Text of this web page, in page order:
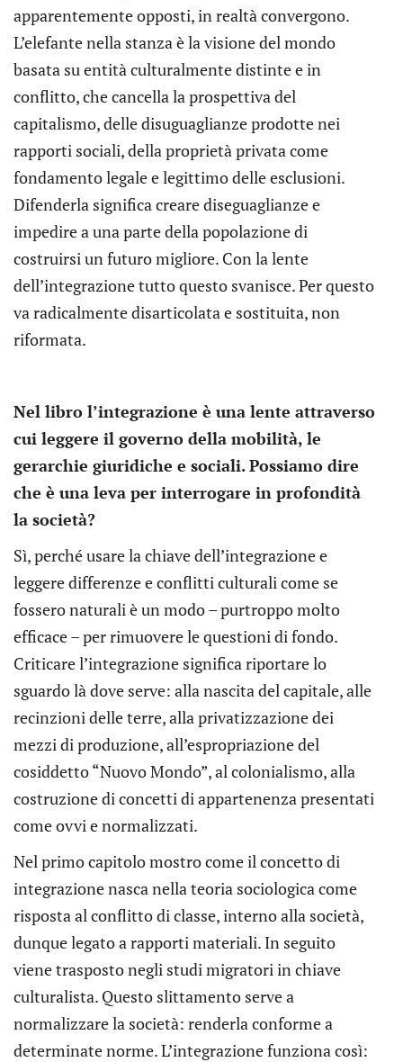
apparentemente opposti, in realtà convergono.
L’elefante nella stanza è la visione del mondo
basata su entità culturalmente distinte e in
conflitto, che cancella la prospettiva del
capitalismo, delle disuguaglianze prodotte nei
rapporti sociali, della proprietà privata come
fondamento legale e legittimo delle esclusioni.
Difenderla significa creare diseguaglianze e
impedire a una parte della popolazione di
costruirsi un futuro migliore. Con la lente
dell’integrazione tutto questo svanisce. Per questo
va radicalmente disarticolata e sostituita, non
riformata.
Nel libro l’integrazione è una lente attraverso
cui leggere il governo della mobilità, le
gerarchie giuridiche e sociali. Possiamo dire
che è una leva per interrogare in profondità
la società?
Sì, perché usare la chiave dell’integrazione e
leggere differenze e conflitti culturali come se
fossero naturali è un modo – purtroppo molto
efficace – per rimuovere le questioni di fondo.
Criticare l’integrazione significa riportare lo
sguardo là dove serve: alla nascita del capitale, alle
recinzioni delle terre, alla privatizzazione dei
mezzi di produzione, all’espropriazione del
cosiddetto “Nuovo Mondo”, al colonialismo, alla
costruzione di concetti di appartenenza presentati
come ovvi e normalizzati.
Nel primo capitolo mostro come il concetto di
integrazione nasca nella teoria sociologica come
risposta al conflitto di classe, interno alla società,
dunque legato a rapporti materiali. In seguito
viene trasposto negli studi migratori in chiave
culturalista. Questo slittamento serve a
normalizzare la società: renderla conforme a
determinate norme. L’integrazione funziona così: